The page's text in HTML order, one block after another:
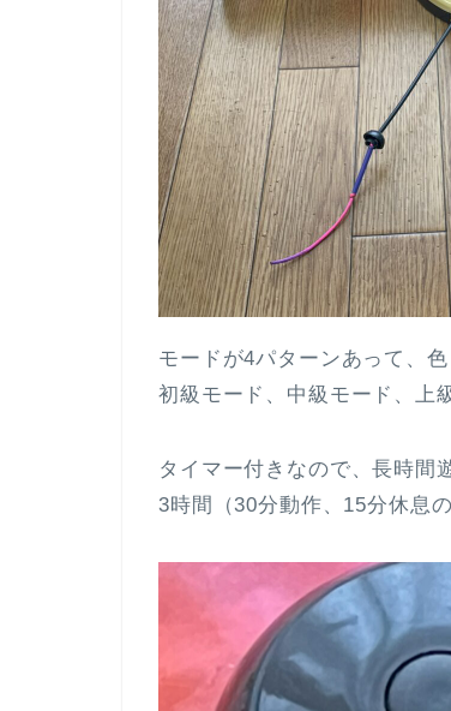
モードが4パターンあって、
初級モード、中級モード、上
タイマー付きなので、長時間
3時間（30分動作、15分休息の